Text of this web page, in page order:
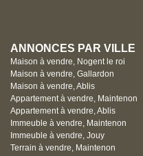
ANNONCES PAR VILLE
Maison à vendre, Nogent le roi
Maison à vendre, Gallardon
Maison à vendre, Ablis
Appartement à vendre, Maintenon
Appartement à vendre, Ablis
Immeuble à vendre, Maintenon
Immeuble à vendre, Jouy
Terrain à vendre, Maintenon